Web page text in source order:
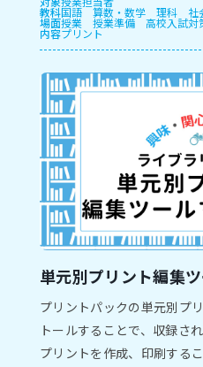
教科国語 算数・数学 理科 社
場面授業 授業準備 高校入試対
内容プリント
単元別プリント編集
プリントパックの単元別プ
トールすることで、収録さ
プリントを作成、印刷する